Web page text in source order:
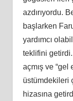
azdırıyordu.
başlarken
yardımcı
teklifini getirdi.
açmış ve
üstümdekileri
hizasına